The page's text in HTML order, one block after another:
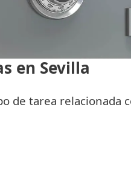
en Sevilla
de tarea relacionada